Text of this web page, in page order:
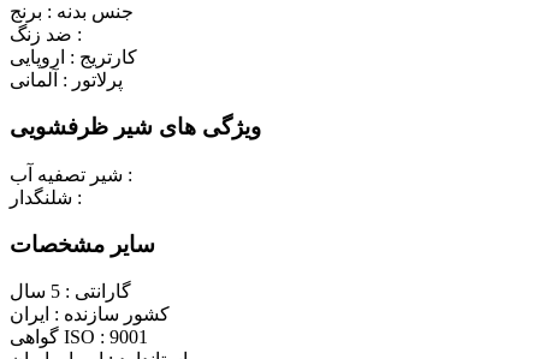
جنس بدنه : برنج
ضد زنگ :
کارتریج : اروپایی
پرلاتور : آلمانی
ویژگی های شیر ظرفشویی
شیر تصفیه آب :
شلنگدار :
سایر مشخصات
گارانتی : 5 سال
کشور سازنده : ایران
گواهی ISO : 9001